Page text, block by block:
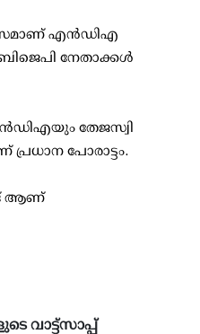
എന്‍ഡിഎ
നേതാക്കള്‍
തേജസ്വി
പോരാട്ടം.
ആണ്
വാട്ട്സാപ്പ്